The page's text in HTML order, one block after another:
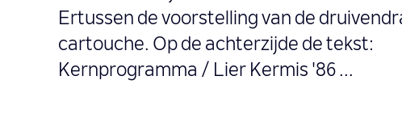
Ertussen de voorstelling van de
cartouche. Op de achterzijde de tekst:
Kernprogramma / Lier Kermis '86 ...